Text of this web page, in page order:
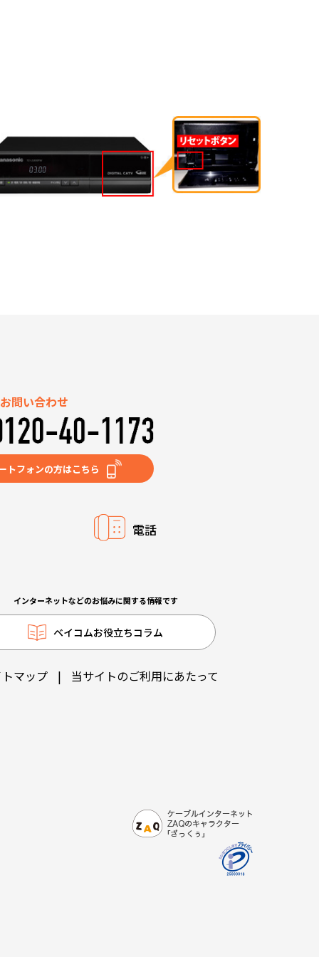
問い合わせ
トフォンの方はこちら
電話
インターネットなどのお悩みに関する情報です
ベイコムお役立ちコラム
マップ | 当サイトのご利用にあたって